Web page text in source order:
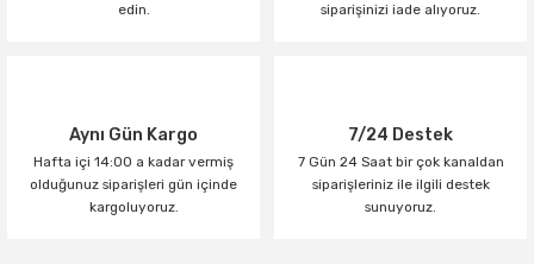
edin.
siparişinizi iade alıyoruz.
Aynı Gün Kargo
Hafta içi 14:00 a kadar vermiş
olduğunuz siparişleri gün içinde
kargoluyoruz.
7/24 Destek
7 Gün 24 Saat bir çok kanaldan
siparişleriniz ile ilgili destek
sunuyoruz.